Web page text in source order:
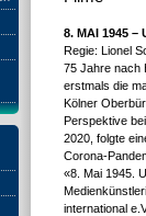
8. MAI 1945 –
Regie: Lionel
75 Jahre nach
erstmals die
Kölner
Perspektive
2020, folgte
Corona-
«8. Mai 1945.
international